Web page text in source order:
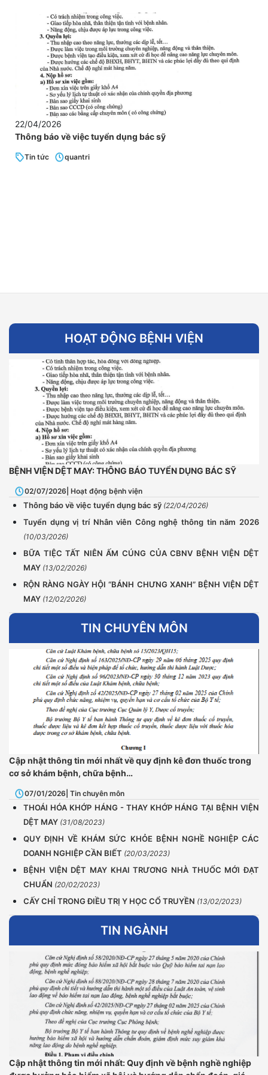
22/04/2026
Thông báo về việc tuyển dụng bác sỹ
Tin tức quantri
HOẠT ĐỘNG BỆNH VIỆN
BỆNH VIỆN DỆT MAY: THÔNG BÁO TUYỂN DỤNG BÁC SỸ
02/07/2026 | Hoạt động bệnh viện
Thông báo về việc tuyển dụng bác sỹ (22/04/2026)
Tuyển dụng vị trí Nhân viên Công nghệ thông tin năm 2026
(10/03/2026)
BỮA TIỆC TẤT NIÊN ẤM CÚNG CỦA CBNV BỆNH VIỆN DỆT
MAY (13/02/2026)
RỘN RÀNG NGÀY HỘI “BÁNH CHƯNG XANH” BỆNH VIỆN DỆT
MAY (12/02/2026)
TIN CHUYÊN MÔN
Cập nhật thông tin mới nhất về quy định kê đơn thuốc trong
cơ sở khám bệnh, chữa bệnh…
07/01/2026 | Tin chuyên môn
THOÁI HÓA KHỚP HÁNG - THAY KHỚP HÁNG TẠI BỆNH VIỆN
DỆT MAY (31/08/2023)
QUY ĐỊNH VỀ KHÁM SỨC KHỎE BỆNH NGHỀ NGHIỆP CÁC
DOANH NGHIỆP CẦN BIẾT (20/03/2023)
BỆNH VIỆN DỆT MAY KHAI TRƯƠNG NHÀ THUỐC MỚI ĐẠT
CHUẨN (20/02/2023)
CẤY CHỈ TRONG ĐIỀU TRỊ Y HỌC CỔ TRUYỀN (13/02/2023)
TIN NGÀNH
Cập nhật thông tin mới nhất: Quy định về bệnh nghề nghiệp